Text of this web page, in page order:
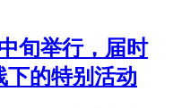
旬举行，届时
下的特别活动